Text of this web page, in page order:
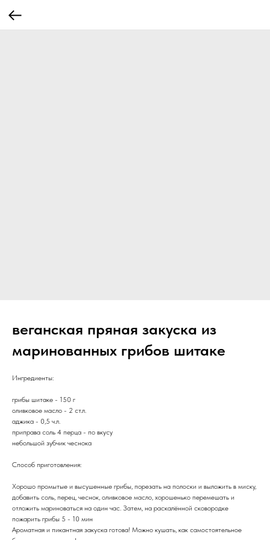
веганская пряная закуска из
маринованных грибов шитаке
Ингредиенты:
грибы шитаке - 150 г
оливковое масло - 2 ст.л.
аджика - 0,5 ч.л.
приправа соль 4 перца - по вкусу
небольшой зубчик чеснока
Способ приготовления:
Хорошо промытые и высушенные грибы, порезать на полоски и выложить в миску,
добавить соль, перец, чеснок, оливковое масло, хорошенько перемешать и
отложить мариноваться на один час. Затем, на раскалённой сковородке
пожарить грибы 5 - 10 мин
Ароматная и пикантная закуска готова! Можно кушать, как самостоятельное